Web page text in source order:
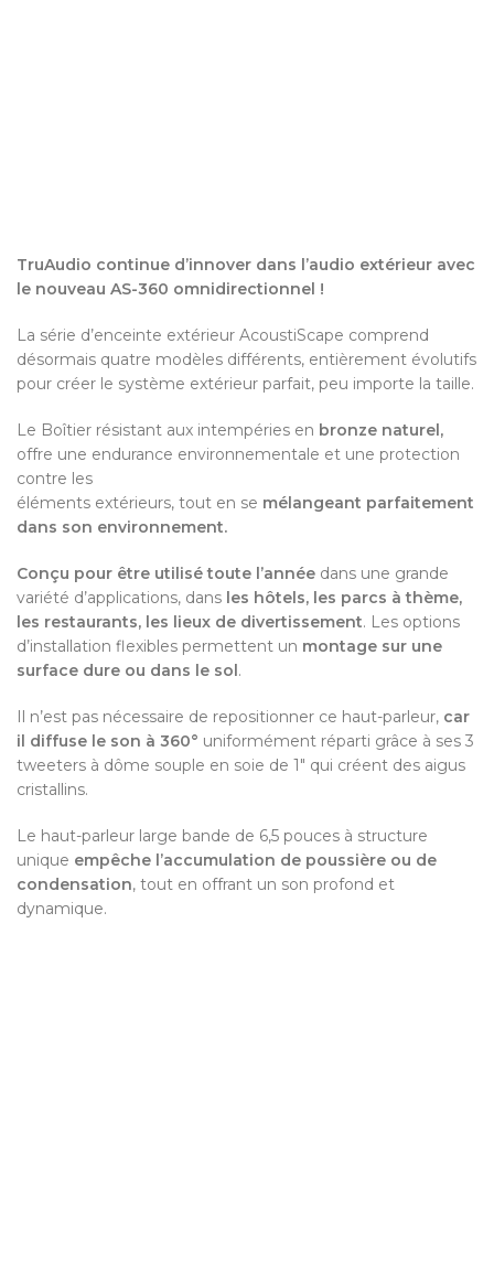
TruAudio continue d’innover dans l’audio extérieur avec
le nouveau AS-360 omnidirectionnel !
La série d’enceinte extérieur AcoustiScape comprend
désormais quatre modèles différents, entièrement évolutifs
pour créer le système extérieur parfait, peu importe la taille.
Le Boîtier résistant aux intempéries en bronze naturel,
offre une endurance environnementale et une protection
contre les
éléments extérieurs, tout en se mélangeant parfaitement
dans son environnement.
Conçu pour être utilisé toute l’année dans une grande
variété d’applications, dans les hôtels, les parcs à thème,
les restaurants, les lieux de divertissement. Les options
d’installation flexibles permettent un montage sur une
surface dure ou dans le sol.
Il n’est pas nécessaire de repositionner ce haut-parleur, car
il diffuse le son à 360° uniformément réparti grâce à ses 3
tweeters à dôme souple en soie de 1″ qui créent des aigus
cristallins.
Le haut-parleur large bande de 6,5 pouces à structure
unique empêche l’accumulation de poussière ou de
condensation, tout en offrant un son profond et
dynamique.